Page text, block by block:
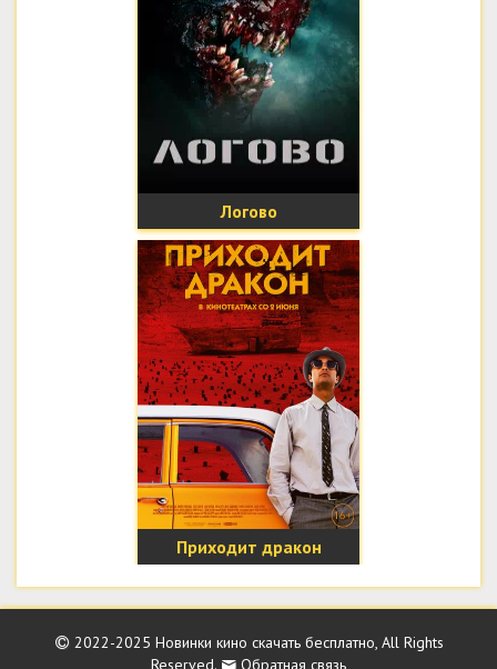
Логово
Приходит дракон
2022-2025 Новинки кино скачать бесплатно, All Rights
Reserved.
Обратная связь